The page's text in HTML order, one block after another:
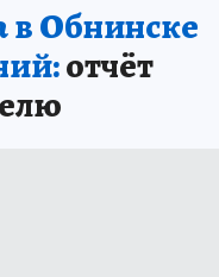
в Обнинске
отчёт